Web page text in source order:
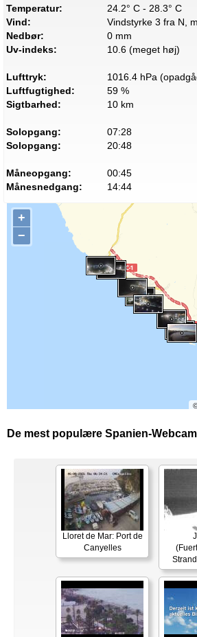
Temperatur:
24.2° C - 28.3° C
Vind:
Vindstyrke 3 fra N,
Nedbør:
0 mm
Uv-indeks:
10.6 (meget høj)
Lufttryk:
1016.4 hPa
Luftfugtighed:
59 %
Sigtbarhed:
10 km
Solopgang:
07:28
Solopgang:
20:48
Måneopgang:
00:45
Månesnedgang:
14:44
+
−
De mest populære Spanien-
Lloret de Mar: Port de
Canyelles